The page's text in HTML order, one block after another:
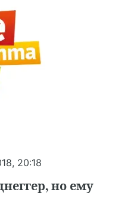
20:18
но ему